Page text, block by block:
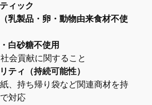
ィック
乳製品・卵・動物由来食材不使
白砂糖不使用
会貢献に関すること
ティ（持続可能性）
、持ち帰り袋など関連商材を持
対応